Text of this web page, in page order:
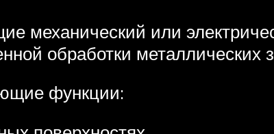
механический или
обработки металлических
функции: